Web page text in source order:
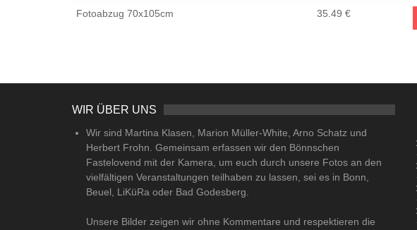
Fotoabzug 70x105cm 35.49 €
WIR ÜBER UNS
Wir sind Martina Klasen, Marion Müller-White, Arno Schatz und
Herbert Frohn. Gemeinsam erfassen wir den Bönnschen
Fastelovend mit der Kamera, um euch durch unsere Fotos an den
vielfältigen Veranstaltungen teilhaben zu lassen, sei es in Bonn,
Beuel, LiKüRa oder Bad Godesberg.
Unsere Bilder zeigen wir ohne Kommentare und respektieren die